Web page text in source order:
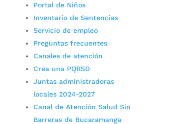
Portal de Niños
Inventario de Sentencias
Servicio de empleo
Preguntas frecuentes
Canales de atención
Crea una PQRSD
Juntas administradoras
locales 2024-2027
Canal de Atención Salud Sin
Barreras de Bucaramanga